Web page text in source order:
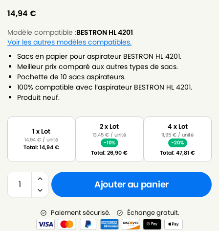
14,94 €
Modèle compatible :BESTRON HL 4201
Voir les autres modèles compatibles.
Sacs en papier pour aspirateur BESTRON HL 4201.
Meilleur prix comparé aux autres types de sacs.
Pochette de 10 sacs aspirateurs.
100% compatible avec l’aspirateur BESTRON HL 4201.
Produit neuf.
1 x Lot
14,94€ / unité
Total:14,94€
2 x Lot
13,45€ / unité
-10%
Total:26,90€
4 x Lot
11,95€ / unité
-20%
Total:47,81€
Ajouter au panier
Paiement sécurisé. Échange gratuit.